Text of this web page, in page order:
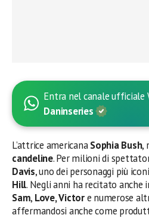
Entra nel canale ufficiale
Daninseries
L’attrice americanaSophia Bush,
candeline. Per milioni di
Davis, uno dei personaggi più
Hill. Negli anni ha recitato anche
Sam, Love, Victore numerose
affermandosi anche come